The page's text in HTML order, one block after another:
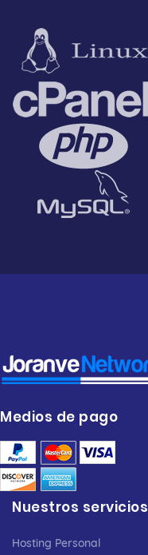
Medios de pago
Nuestros servicios
Hosting Personal